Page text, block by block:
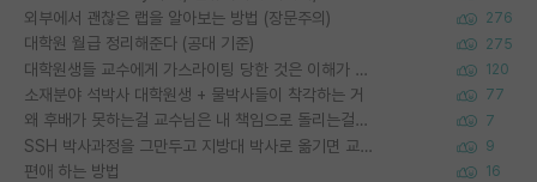
외부에서 괜찮은 랩을 알아보는 방법 (장문주의) 276
대학원 월급 정리해준다 (공대 기준) 275
대학원생들 교수에게 가스라이팅 당한 것은 이해가 갑니다. 안타깝네요. 120
소재분야 석박사 대학원생 + 물박사들이 착각하는 거 77
왜 후배가 못하는걸 교수님은 내 책임으로 돌리는걸까요? 7
SSH 박사과정을 그만두고 지방대 박사로 옮기면 교수의 꿈은 끝일까요? 9
편애 하는 방법 16